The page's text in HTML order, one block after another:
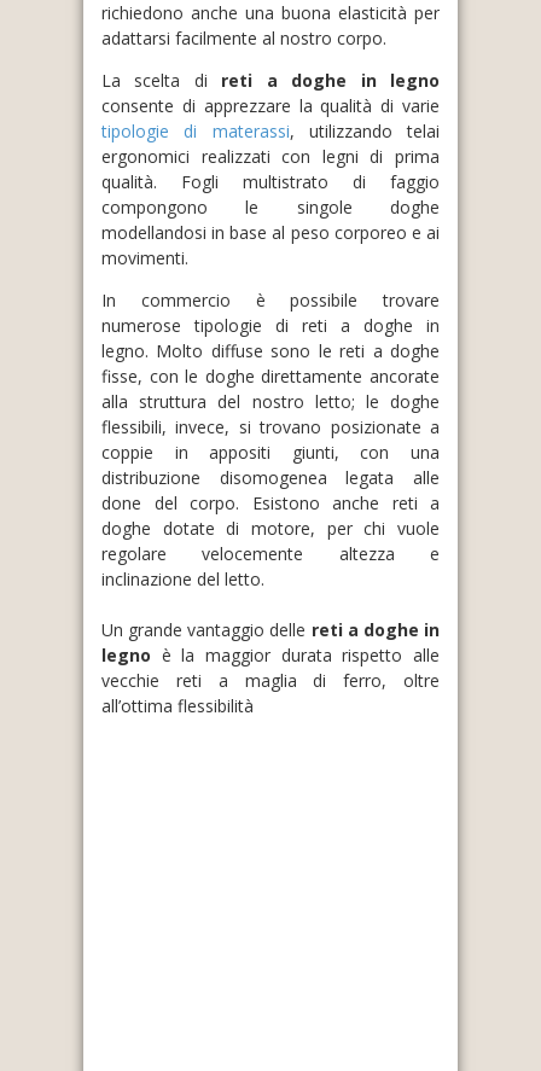
richiedono anche una buona elasticità per
adattarsi facilmente al nostro corpo.
La scelta di reti a doghe in legno
consente di apprezzare la qualità di varie
tipologie di materassi, utilizzando telai
ergonomici realizzati con legni di prima
qualità. Fogli multistrato di faggio
compongono le singole doghe
modellandosi in base al peso corporeo e ai
movimenti.
In commercio è possibile trovare
numerose tipologie di reti a doghe in
legno. Molto diffuse sono le reti a doghe
fisse, con le doghe direttamente ancorate
alla struttura del nostro letto; le doghe
flessibili, invece, si trovano posizionate a
coppie in appositi giunti, con una
distribuzione disomogenea legata alle
done del corpo. Esistono anche reti a
doghe dotate di motore, per chi vuole
regolare velocemente altezza e
inclinazione del letto.
Un grande vantaggio delle reti a doghe in
legno è la maggior durata rispetto alle
vecchie reti a maglia di ferro, oltre
all’ottima flessibilità